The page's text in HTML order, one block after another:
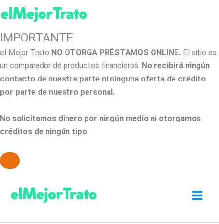
IMPORTANTE
el Mejor Trato NO OTORGA PRÉSTAMOS ONLINE. El sitio es
un comparador de productos financieros. No recibirá ningún
contacto de nuestra parte ni ninguna oferta de crédito
por parte de nuestro personal.
No solicitamos dinero por ningún medio ni otorgamos
créditos de ningún tipo.
contenido